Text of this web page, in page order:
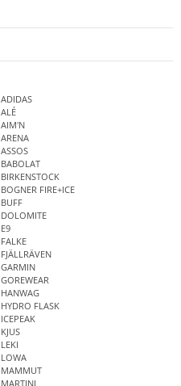
ADIDAS
ALÉ
AIM'N
ARENA
ASSOS
BABOLAT
BIRKENSTOCK
BOGNER FIRE+ICE
BUFF
DOLOMITE
E9
FALKE
FJÄLLRÄVEN
GARMIN
GOREWEAR
HANWAG
HYDRO FLASK
ICEPEAK
KJUS
LEKI
LOWA
MAMMUT
MARTINI